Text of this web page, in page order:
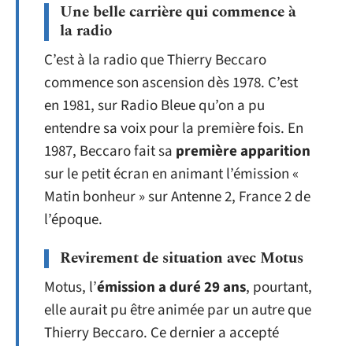
Une belle carrière qui commence à
la radio
C’est à la radio que Thierry Beccaro
commence son ascension dès 1978. C’est
en 1981, sur Radio Bleue qu’on a pu
entendre sa voix pour la première fois. En
1987, Beccaro fait sa première apparition
sur le petit écran en animant l’émission «
Matin bonheur » sur Antenne 2, France 2 de
l’époque.
Revirement de situation avec Motus
Motus, l’émission a duré 29 ans, pourtant,
elle aurait pu être animée par un autre que
Thierry Beccaro. Ce dernier a accepté